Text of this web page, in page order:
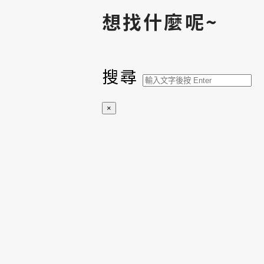
想找什麼呢~
搜尋
×